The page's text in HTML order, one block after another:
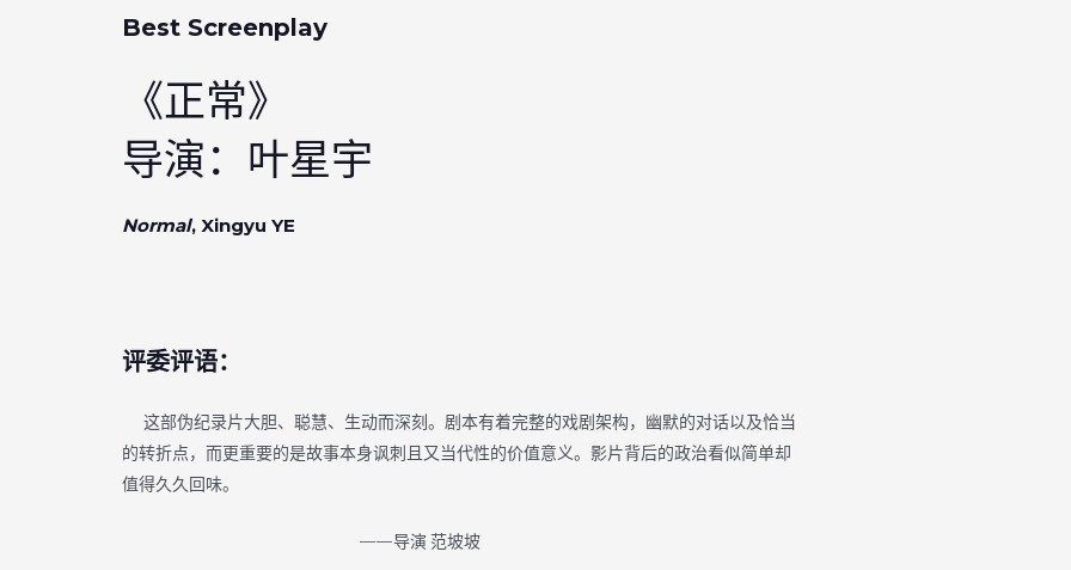
Best Screenplay
《正常》
导演：叶星宇
Normal, Xingyu YE
评委评语：
这部伪纪录片大胆、聪慧、生动而深刻。剧本有着完整的戏剧架构，幽默的对话以及恰当
的转折点，而更重要的是故事本身讽刺且又当代性的价值意义。影片背后的政治看似简单却
值得久久回味。
——导演 范坡坡